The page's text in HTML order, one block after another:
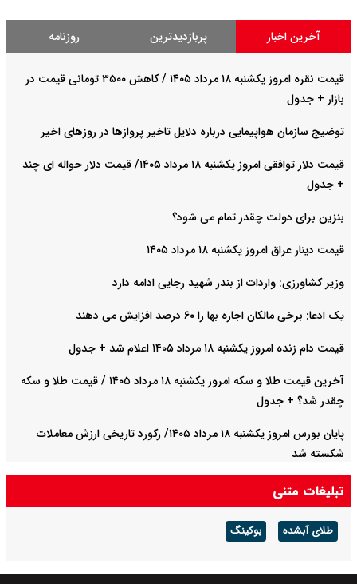
آخرین اخبار پربازدیدترین روزنامه
قیمت نقره امروز یکشنبه ۱۸ مرداد ۱۴۰۵ / کاهش ۳۵۰۰ تومانی قیمت در
بازار + جدول
توضیج سازمان هواپیمایی درباره دلایل تاخیر پروازها در روزهای اخیر
قیمت دلار توافقی امروز یکشنبه ۱۸ مرداد ۱۴۰۵/ قیمت دلار حواله ای چند
+ جدول
بنزین برای دولت چقدر تمام می شود؟
قیمت دینار عراق امروز یکشنبه ۱۸ مرداد ۱۴۰۵
وزیر کشاورزی: واردات از بندر شهید رجایی ادامه دارد
یک ادعا: برخی مالکان اجاره بها را ۶۰ درصد افزایش می دهند
قیمت دام زنده امروز یکشنبه ۱۸ مرداد ۱۴۰۵ اعلام شد + جدول
آخرین قیمت طلا و سکه امروز یکشنبه ۱۸ مرداد ۱۴۰۵ / قیمت طلا و سکه
چقدر شد؟ + جدول
پایان بورس امروز یکشنبه ۱۸ مرداد ۱۴۰۵/ رکورد تاریخی ارزش معاملات
شکسته شد
تبلیغات متنی
طلای آبشده بوکینگ